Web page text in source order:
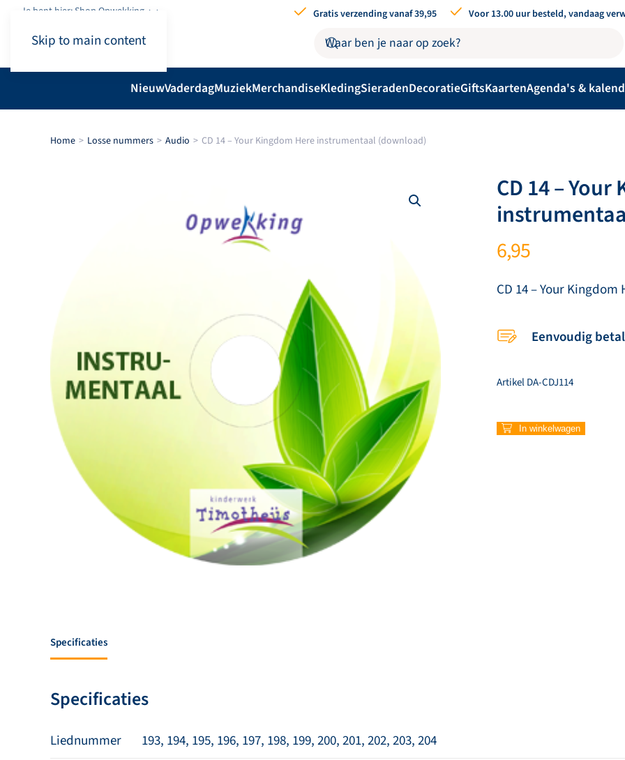
Skip to main content
Je bent hier: Shop.Opwekking Gratis verzending vanaf 39,95 Voor 13.00 uur besteld, vandaag
NieuwVaderdagMuziekMerchandiseKledingSieradenDecoratieGiftsKaartenAgenda's &
Home Losse nummers Audio CD 14 – Your Kingdom Here instrumentaal (download)
CD 14 –
6,95
CD 14 – Your
Eenvoudig
ArtikelDA-CDJ114
CD
14
In winkelwagen
Specificaties
Specificaties
Liednummer
193, 194, 195, 196, 197, 198, 199, 200, 201, 202, 203, 204